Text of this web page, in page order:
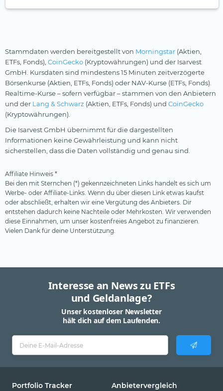
Stammdaten werden bereitgestellt von Morningstar (Aktien,
ETFs, Fonds), CoinGecko (Kryptowährungen) und der Isarvest
GmbH. Kursdaten sind mindestens 15 Minuten zeitverzögerte
Börsenkurse (Aktien, ETFs, Fonds) oder NAV-Kurse (ETFs, Fonds).
Realtime-Kurse – sofern verfügbar – stammen von den Anbietern
und der Lang & Schwarz (Aktien, ETFs, Fonds) und CoinGecko
(Kryptowährungen).
Die Isarvest GmbH übernimmt für die dargestellten
Informationen keine Gewährleistung und kann nicht
sicherstellen, dass die Daten vollständig und genau sind.
Affiliate Hinweis *
Bei den mit Sternchen (*) gekennzeichneten Links handelt es sich um
Werbe- oder Affiliate-Links. Wenn du über diesen Link etwas kaufst
oder abschließt, erhalten wir eine Vergütung des Anbieters. Dir
entstehen dadurch keine Nachteile oder Mehrkosten. Wir verwenden
diese Einnahmen, um unser kostenfreies Angebot zu finanzieren.
Vielen Dank für deine Unterstützung.
Interesse an News zu ETFs
und Geldanlage?
Unser kostenloser Newsletter
hält dich auf dem Laufenden.
Portfolio Tracker Anbietervergleich